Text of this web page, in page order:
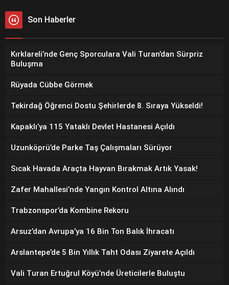
Son Haberler
Kırklareli’nde Genç Sporculara Vali Turan’dan Sürpriz
Buluşma
Rüyada Cübbe Görmek
Tekirdağ Öğrenci Dostu Şehirlerde 8. Sıraya Yükseldi!
Kapaklı’ya 115 Yataklı Devlet Hastanesi Açıldı
Uzunköprü’de Parke Taş Çalışmaları Sürüyor
Sıcak Havada Araçta Hayvan Bırakmak Artık Yasak!
Zafer Mahallesi’nde Yangın Kontrol Altına Alındı
Trabzonspor’da Kombine Rekoru
Arsuz’dan Avrupa’ya 16 Bin Ton Balık İhracatı
Arslantepe’de 5 Bin Yıllık Taht Odası Ziyarete Açıldı
Vali Turan Ertuğrul Köyü’nde Üreticilerle Buluştu